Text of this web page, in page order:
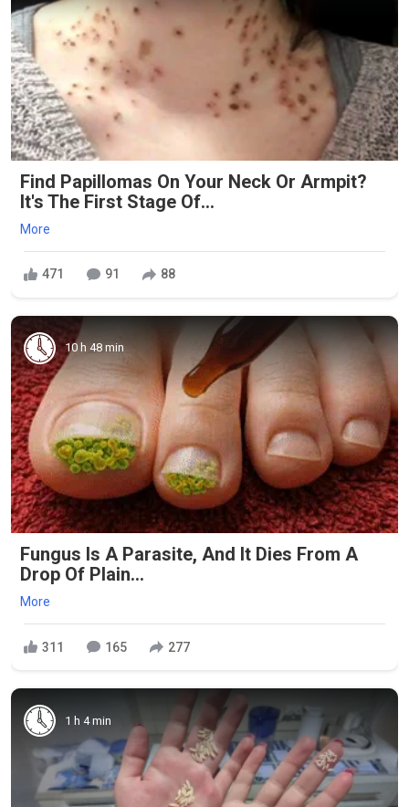
Find Papillomas On Your Neck Or Armpit?
It's The First Stage Of...
More
471 91 88
10 h 48 min
Fungus Is A Parasite, And It Dies From A
Drop Of Plain...
More
311 165 277
1 h 4 min